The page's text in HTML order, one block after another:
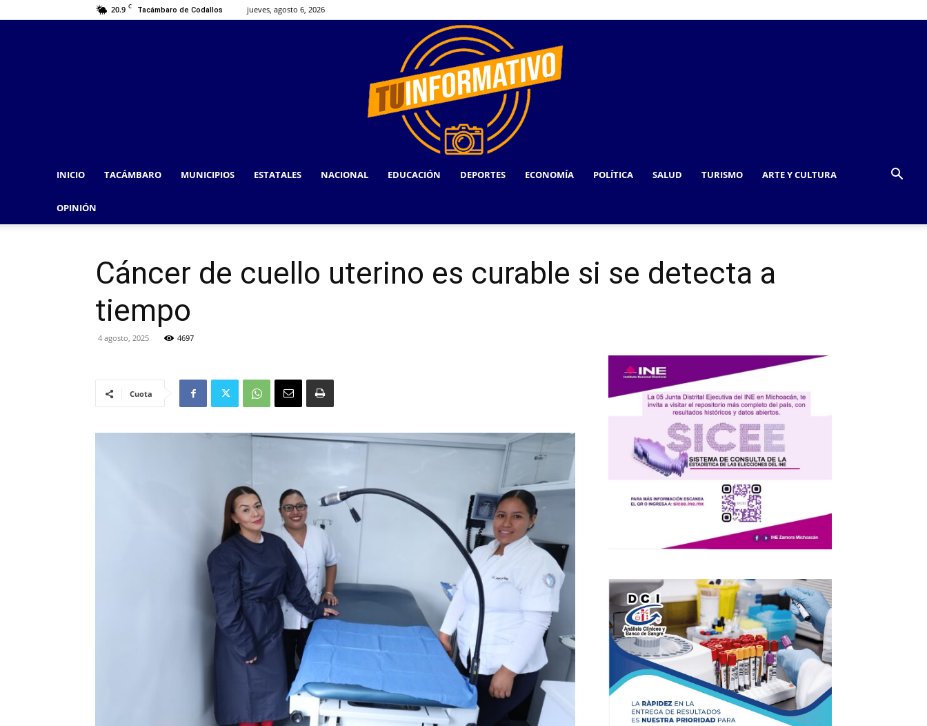
20.9 C Tacámbaro de Codallos jueves, agosto 6, 2026
INICIO TACÁMBARO MUNICIPIOS ESTATALES NACIONAL EDUCACIÓN DEPORTES ECONOMÍA POLÍTICA SALUD TURISMO ARTE Y CULTURA
OPINIÓN
Cáncer de cuello uterino es curable si se detecta a
tiempo
4 agosto, 2025 4697
Cuota